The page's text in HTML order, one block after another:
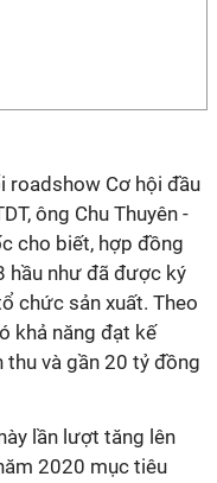
roadshow Cơ hội đầu
ông Chu Thuyên -
cho biết, hợp đồng
hầu như đã được ký
chức sản xuất. Theo
khả năng đạt kế
thu và gần 20 tỷ đồng
lần lượt tăng lên
2020 mục tiêu